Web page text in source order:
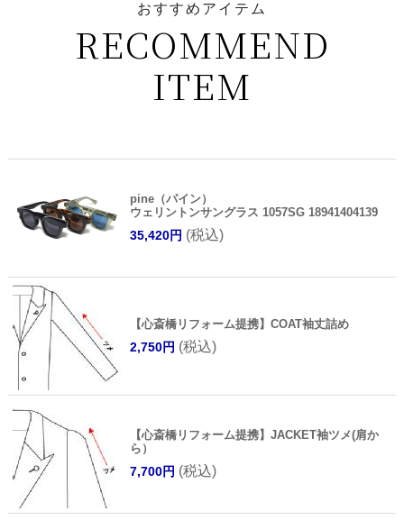
おすすめアイテム
RECOMMEND
ITEM
pine（パイン）
ウェリントンサングラス 1057SG 18941404139
35,420円 (税込)
【心斎橋リフォーム提携】COAT袖丈詰め
2,750円 (税込)
【心斎橋リフォーム提携】JACKET袖ツメ(肩か
ら）
7,700円 (税込)